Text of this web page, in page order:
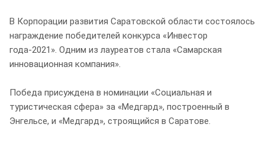
В Корпорации развития Саратовской области состоялось
награждение победителей конкурса «Инвестор
года-2021». Одним из лауреатов стала «Самарская
инновационная компания».
Победа присуждена в номинации «Социальная и
туристическая сфера» за «Медгард», построенный в
Энгельсе, и «Медгард», строящийся в Саратове.